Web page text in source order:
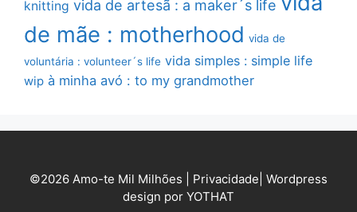
knitting vida de artesã : a maker´s life
de mãe : motherhood vida de
voluntária : volunteer´s life vida simples : simple life
wip à minha avó : to my grandmother
©2026 Amo-te Mil Milhões | Privacidade Wordpress
design por YOTHAT